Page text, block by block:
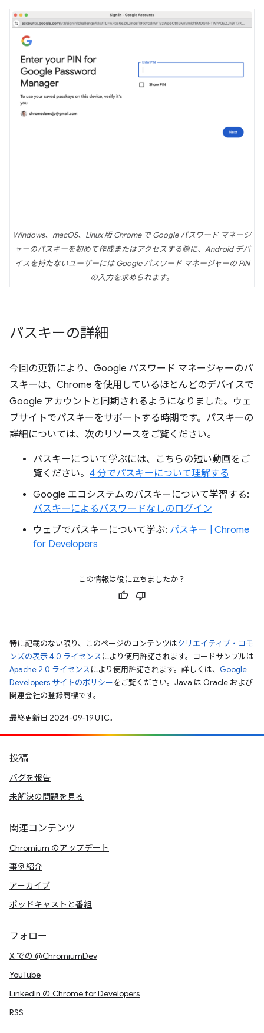
Windows、macOS、Linux 版 Chrome で Google パスワード マネージ
ャーのパスキーを初めて作成またはアクセスする際に、Android デバ
イスを持たないユーザーには Google パスワード マネージャーの PIN
の入力を求められます。
パスキーの詳細
今回の更新により、Google パスワード マネージャーのパ
スキーは、Chrome を使用しているほとんどのデバイスで
Google アカウントと同期されるようになりました。ウェ
ブサイトでパスキーをサポートする時期です。パスキーの
詳細については、次のリソースをご覧ください。
パスキーについて学ぶには、こちらの短い動画をご
覧ください。 4 分でパスキーについて理解する
Google エコシステムのパスキーについて学習する:
パスキーによるパスワードなしのログイン
ウェブでパスキーについて学ぶ: パスキー | Chrome
for Developers
この情報は役に立ちましたか？
特に記載のない限り、このページのコンテンツはクリエイティブ・コモ
ンズの表示 4.0 ライセンスにより使用許諾されます。コードサンプルは
Apache 2.0 ライセンスにより使用許諾されます。詳しくは、 Google
Developers サイトのポリシーをご覧ください。Java は Oracle および
関連会社の登録商標です。
最終更新日 2024-09-19 UTC。
投稿
バグを報告
未解決の問題を見る
関連コンテンツ
Chromium のアップデート
事例紹介
アーカイブ
ポッドキャストと番組
フォロー
X での @ChromiumDev
YouTube
LinkedIn の Chrome for Developers
RSS